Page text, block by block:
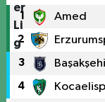
1 Amed
2
3
4